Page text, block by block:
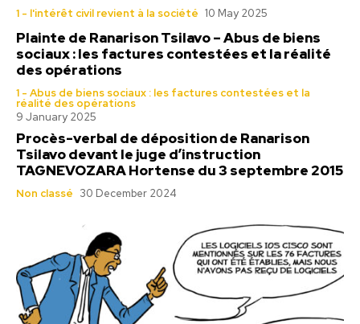
1 - l'intérêt civil revient à la société 10 May 2025
Plainte de Ranarison Tsilavo – Abus de biens
sociaux : les factures contestées et la réalité
des opérations
1 - Abus de biens sociaux : les factures contestées et la
réalité des opérations
9 January 2025
Procès-verbal de déposition de Ranarison
Tsilavo devant le juge d’instruction
TAGNEVOZARA Hortense du 3 septembre 2015
Non classé 30 December 2024